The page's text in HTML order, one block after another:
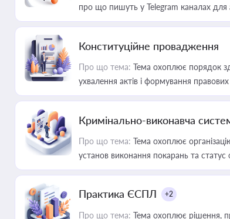
про що пишуть у Telegram каналах для
Конституційне провадження
Про що тема: Тема охоплює порядок
ухвалення актів і формування правових
Кримінально-виконавча
Про що тема: Тема охоплює
установ виконання покарань та статус
Практика ЄСПЛ +2
Про що тема: Тема охоплює рішення,